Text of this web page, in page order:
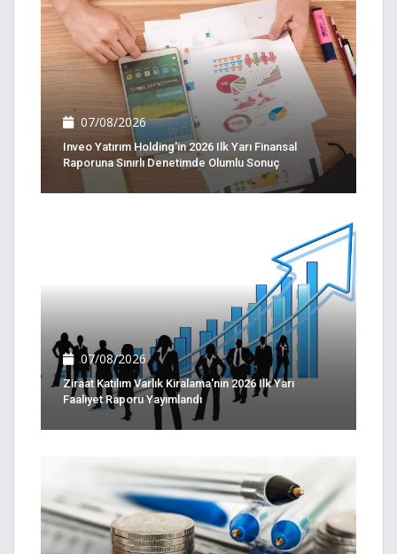
07/08/2026
Inveo Yatırım Holding'in 2026 Ilk Yarı Finansal
Raporuna Sınırlı Denetimde Olumlu Sonuç
07/08/2026
Ziraat Katılım Varlık Kiralama'nın 2026 Ilk Yarı
Faaliyet Raporu Yayımlandı